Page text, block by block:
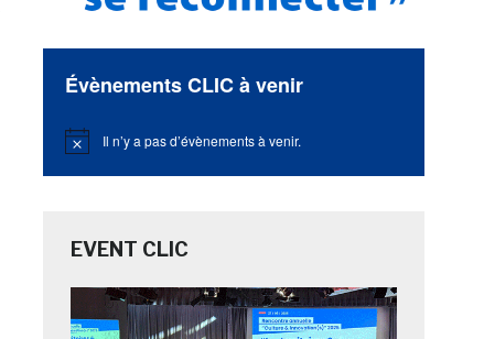
Évènements CLIC à venir
Notice Il n’y a pas d’évènements à venir.
EVENT CLIC